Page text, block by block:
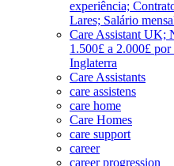
experiência;
Lares; Salário
Care Assistant UK;
1.500£ a 2.000£
Inglaterra
Care Assistants
care assistens
care home
Care Homes
care support
career
career progression